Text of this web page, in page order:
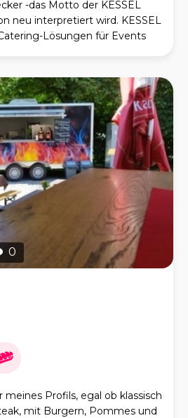
-das Motto der KESSEL
neu interpretiert wird. KESSEL
Lösungen für Events
0
meines Profils, egal ob klassisch
mit Burgern, Pommes und